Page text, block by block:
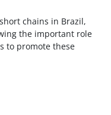
chains in Brazil,
the important role
to promote these